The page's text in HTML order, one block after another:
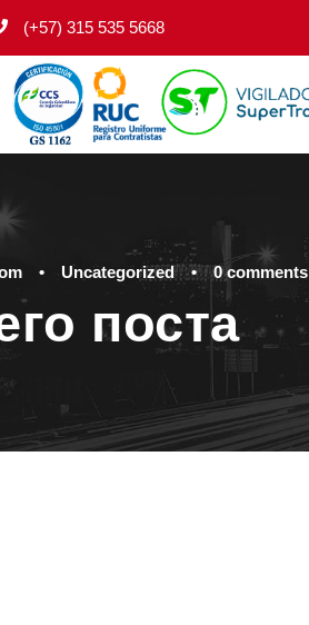
(+57) 315 535 5668
• Uncategorized • 0 comments
поста